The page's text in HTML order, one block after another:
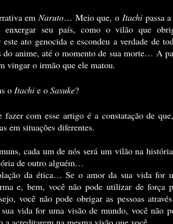
em
Naruto… Meio que, o Itachi passa
seu país, como o vilão que
ato genocida e escondeu a verdade de
do anime, até o momento de sua morte… A
vingar o irmão que ele matou.
o
Itachi e o Sasuke?
em situações diferentes.
de outro alguém…
e, bem, você não pode utilizar de força
você não pode obrigar as pessoas
vida for uma visão de mundo, você não